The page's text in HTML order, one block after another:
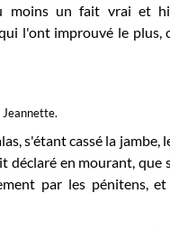
moins un fait vrai et
l'ont improuvé le
Jeannette.
s'étant cassé la jambe,
déclaré en mourant,
par les pénitens,